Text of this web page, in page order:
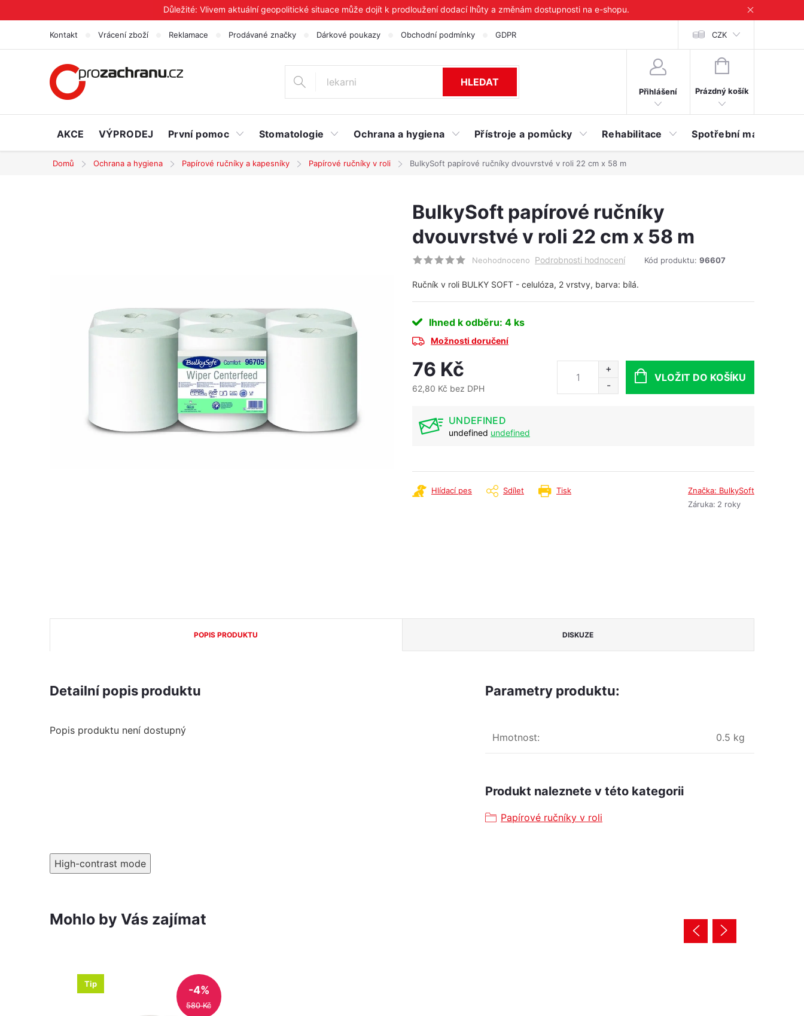
Důležité: Vlivem aktuální geopolitické situace může dojít k prodloužení dodací lhůty a změnám dostupnosti na e-shopu.
Kontakt Vrácení zboží Reklamace Prodávané značky Dárkové poukazy Obchodní podmínky GDPR CZK
HLEDAT
Přihlášení
NÁKUPNÍ
Prázdný košík
AKCE VÝPRODEJ První pomoc Stomatologie Ochrana a hygiena Přístroje a pomůcky Rehabilitace Spotřební materiál
Domů Ochrana a hygiena Papírové ručníky a kapesníky Papírové ručníky v roli BulkySoft papírové ručníky dvouvrstvé v roli 22 cm x 58 m
BulkySoft papírové ručníky
dvouvrstvé v roli 22 cm x 58 m
Neohodnoceno Podrobnosti hodnocení Kód produktu: 96607
Ručník v roli BULKY SOFT - celulóza, 2 vrstvy, barva: bílá.
Ihned k odběru: 4 ks
Možnosti doručení
76 Kč
62,80 Kč bez DPH
VLOŽIT DO KOŠÍKU
UNDEFINED
undefined undefined
Tisk
Hlídací pes Sdílet Značka: BulkySoft
Záruka: 2 roky
POPIS PRODUKTU DISKUZE
Detailní popis produktu
Popis produktu není dostupný
Parametry produktu:
Hmotnost: 0.5 kg
Produkt naleznete v této kategorii
Papírové ručníky v roli
High-contrast mode
Mohlo by Vás zajímat
Tip
580 Kč
-4%